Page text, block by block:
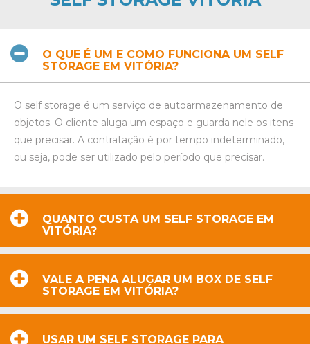
O QUE É UM E COMO FUNCIONA UM SELF
STORAGE EM VITÓRIA?
O self storage é um serviço de autoarmazenamento de
objetos. O cliente aluga um espaço e guarda nele os itens
que precisar. A contratação é por tempo indeterminado,
ou seja, pode ser utilizado pelo período que precisar.
QUANTO CUSTA UM SELF STORAGE EM
VITÓRIA?
VALE A PENA ALUGAR UM BOX DE SELF
STORAGE EM VITÓRIA?
USAR UM SELF STORAGE PARA